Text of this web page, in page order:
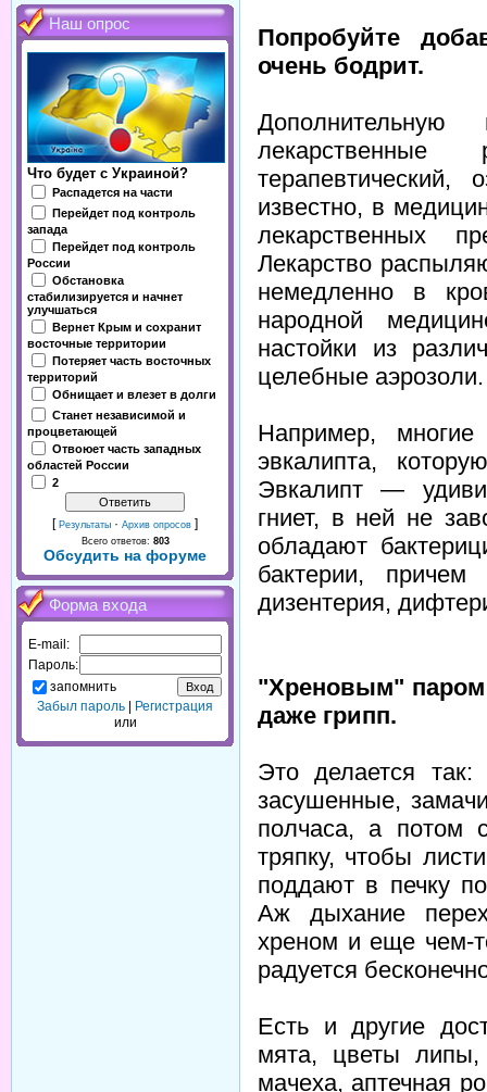
Наш опрос
Что будет с Украиной?
Распадется на части
Перейдет под контроль
запада
Перейдет под контроль
России
Обстановка
стабилизируется и начнет
улучшаться
Вернет Крым и сохранит
восточные территории
Потеряет часть восточных
территорий
Обнищает и влезет в долги
Станет независимой и
процветающей
Отвоюет часть западных
областей России
2
[ Результаты · Архив опросов ]
Всего ответов: 803
Обсудить на форуме
Форма входа
E-mail:
Пароль:
запомнить
Забыл пароль
Регистрация
или
Попробуйте
очень бодрит.
лекарственные
известно, в
лекарственных
Лекарство
немедленно в
народной
настойки из
целебные аэрозоли.
Например, многие
эвкалипта,
Эвкалипт —
гниет, в ней не
обладают
бактерии, причем
дизентерия,
"Хреновым"
даже грипп.
Это делается
засушенные,
полчаса, а потом
тряпку, чтобы
поддают в печку
Аж дыхание
хреном и еще чем-
радуется
Есть и другие
мята, цветы
мачеха, аптечная